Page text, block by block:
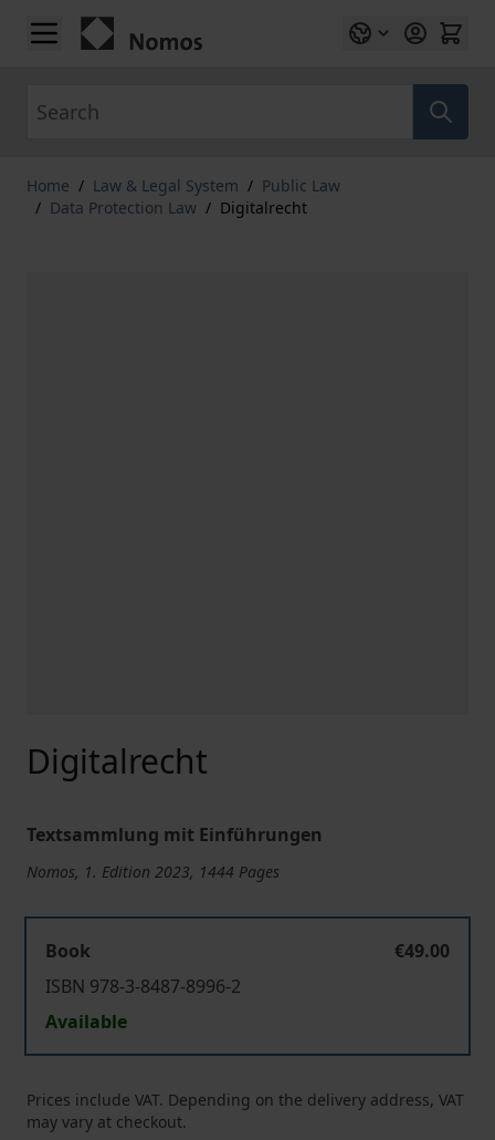
Skip to Content
Home / Law & Legal System / Public Law
/ Data Protection Law / Digitalrecht
Digitalrecht
Textsammlung mit Einführungen
Nomos, 1. Edition 2023, 1444 Pages
Book
€49.00
ISBN 978-3-8487-8996-2
Available
Prices include VAT. Depending on the delivery address, VAT
may vary at checkout.